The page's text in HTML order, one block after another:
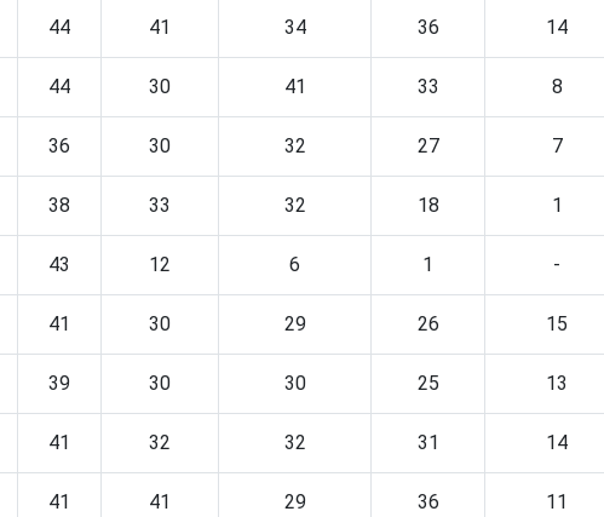
44 41 34 36 14
44 30 41 33 8
36 30 32 27 7
38 33 32 18 1
43 12 6 1 -
41 30 29 26 15
39 30 30 25 13
41 32 32 31 14
41 41 29 36 11